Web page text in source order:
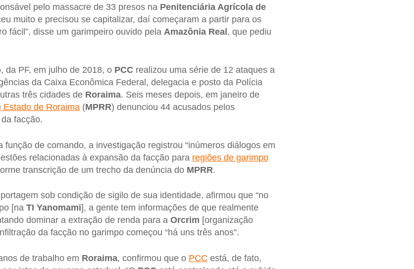
pelo massacre de 33 presos na Penitenciária Agrícola de
muito e precisou se capitalizar, daí começaram a partir para os
fácil”, disse um garimpeiro ouvido pela Amazônia Real , que pediu
, da PF, em julho de 2018, o PCC realizou uma série de 12 ataques a
da Caixa Econômica Federal, delegacia e posto da Polícia
três cidades de Roraima. Seis meses depois, em janeiro de
Estado de Roraima(MPRR) denunciou 44 acusados pelos
facção.
função de comando, a investigação registrou “inúmeros diálogos em
relacionadas à expansão da facção para regiões de garimpo
transcrição de um trecho da denúncia do MPRR.
sob condição de sigilo de sua identidade, afirmou que “no
[na TI Yanomami], a gente tem informações de que realmente
dominar a extração de renda para a Orcrim [organização
da facção no garimpo começou “há uns três anos”.
de trabalho em Roraima, confirmou que o PCC está, de fato,